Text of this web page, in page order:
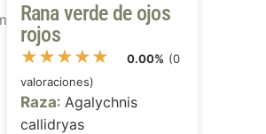
Rana verde de ojos
rojos
★★★★★ 0.00% (0
valoraciones)
Raza: Agalychnis
callidryas